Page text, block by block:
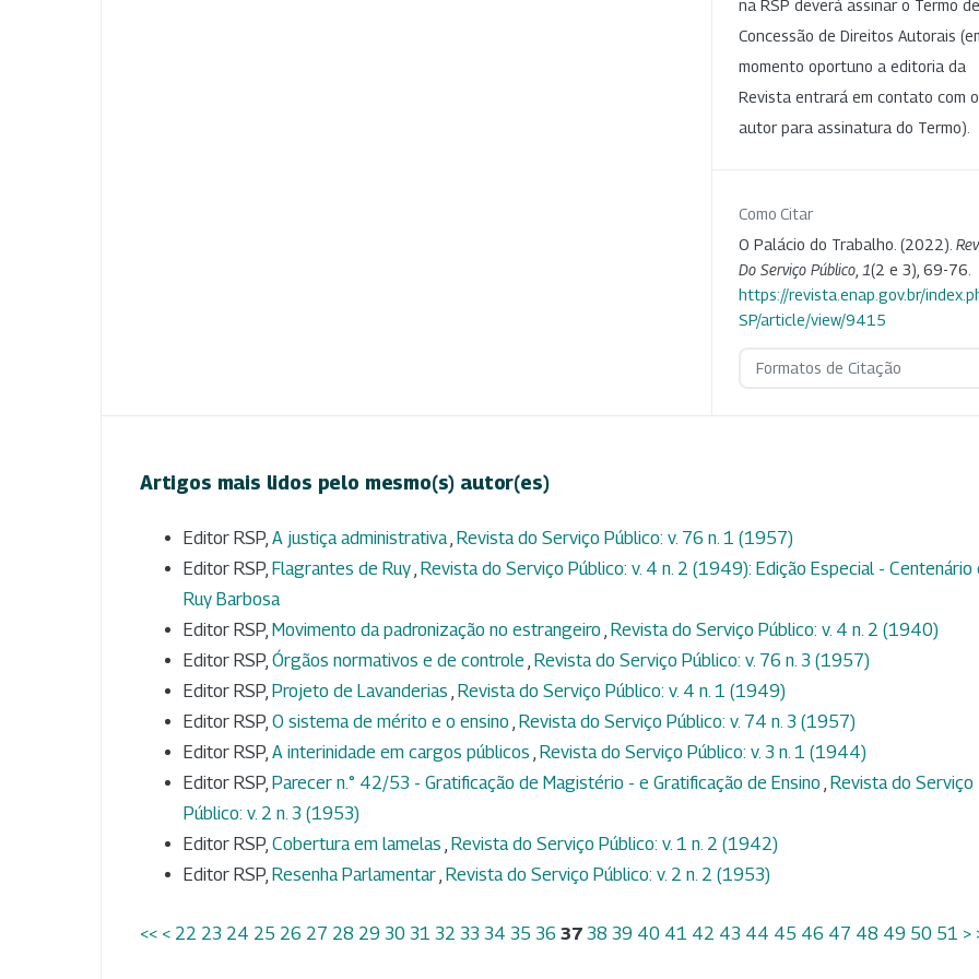
na RSP deverá assinar o Termo de
Concessão de Direitos Autorais
momento oportuno a editoria da
Revista entrará em contato com o
autor para assinatura do Termo).
Como Citar
O Palácio do Trabalho. (2022).
Do Serviço Público 1(2 e 3), 69-76.
https://revista.enap.gov.br/
SP/article/view/9415
Formatos de Citação
Artigos mais lidos pelo mesmo(s) autor(es)
Editor RSP, A justiça administrativa, Revista do Serviço Público: v. 76 n. 1 (1957)
Editor RSP, Flagrantes de Ruy, Revista do Serviço Público: v. 4 n. 2 (1949): Edição Especial - Centenário
Ruy Barbosa
Editor RSP, Movimento da padronização no estrangeiro , Revista do Serviço Público: v. 4 n. 2 (1940)
Editor RSP, Órgãos normativos e de controle , Revista do Serviço Público: v. 76 n. 3 (1957)
Editor RSP, Projeto de Lavanderias , Revista do Serviço Público: v. 4 n. 1 (1949)
Editor RSP, O sistema de mérito e o ensino , Revista do Serviço Público: v. 74 n. 3 (1957)
Editor RSP, A interinidade em cargos públicos , Revista do Serviço Público: v. 3 n. 1 (1944)
Editor RSP, Parecer n.° 42/53 - Gratificação de Magistério - e Gratificação de Ensino , Revista do Serviço
Público: v. 2 n. 3 (1953)
Editor RSP, Cobertura em lamelas , Revista do Serviço Público: v. 1 n. 2 (1942)
Editor RSP, Resenha Parlamentar, Revista do Serviço Público: v. 2 n. 2 (1953)
<< < 22 23 24 25 26 27 28 29 30 31 32 33 34 35 36 37 38 39 40 41 42 43 44 45 46 47 48 49 50 51 >